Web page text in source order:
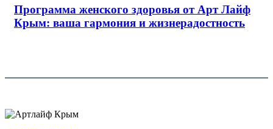
Программа женского здоровья от Арт Лайф
Крым: ваша гармония и жизнерадостность